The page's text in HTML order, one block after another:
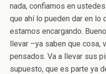
nada, confiamos en
que ahí lo pueden dar en lo
estamos encargando.
llevar –ya saben que cosa,
pensados. Va a llevar sus
supuesto, que es parte ya